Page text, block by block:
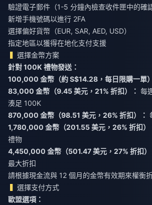
驗證電子郵件（1-5 分鐘內檢查收件匣中的確
新增手機號碼以進行 2FA
選擇偏好貨幣（EUR, SAR, AED, USD）
指定地區以獲得在地化支付支援
選擇金幣方案
針對 100K 禮物發送：
100,000 金幣（約 S$14.28，每日限購一單
83,000 金幣（9.45 美元，21% 折扣）： 每
湊足 100K
870,000 金幣（98.51 美元，26% 折扣）：
1,780,000 金幣（201.55 美元，26% 折扣）
禮物
4,450,000 金幣（501.47 美元，27% 折扣）
最大折扣
請根據現金流與 12 個月的金幣有效期來權衡
選擇支付方式
歐盟選項：